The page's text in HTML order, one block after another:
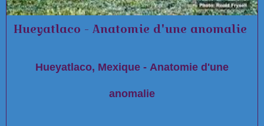
Hueyatlaco - Anatomie d'une anomalie
Hueyatlaco, Mexique - Anatomie d'une
anomalie